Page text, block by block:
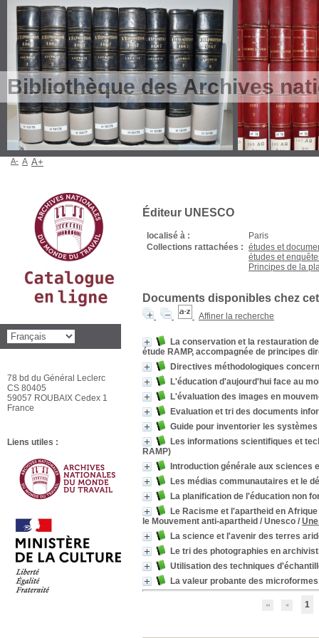
Bibliothèque des Archives
Éditeur UNESCO
localisé à :
Paris
Collections rattachées : études et
études et
Principes de la
Documents disponibles chez
Affiner la recherche
La conservation et la restauration
étude RAMP, accompagnée de principes
Directives méthodologiques
L'éducation d'aujourd'hui face au
L'évaluation des images en
Evaluation et tri des documents
Guide pour inventorier les
Les informations scientifiques et
RAMP)
Introduction générale aux sciences
Les médias communautaires et le
La planification de l'éducation non
Le Racisme et l'apartheid en
le Mouvement anti-apartheid / Unesco /
La science et l'avenir des terres
Le tri des photographies en
Utilisation des techniques
La valeur probante des
1
A- A A+
78 bd du Général Leclerc
CS 80405
59057 ROUBAIX Cedex 1
France
Liens utiles :